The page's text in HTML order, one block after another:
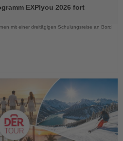
EXPIyou 2026 fort
mit einer dreitägigen Schulungsreise an Bord